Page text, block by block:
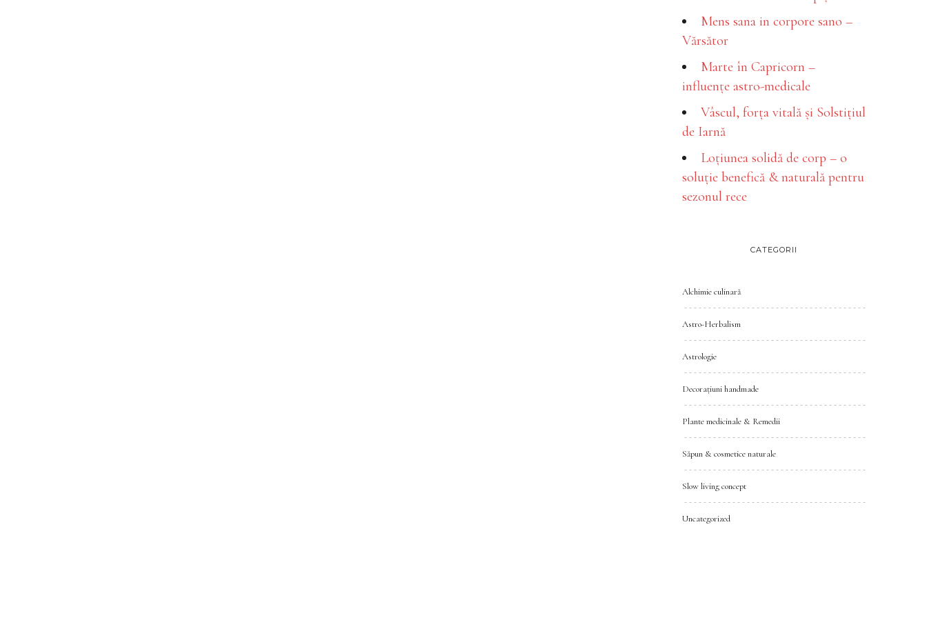
Mens sana in corpore sano –
Vărsător
Marte în Capricorn –
influențe astro-medicale
Vâscul, forța vitală și Solstițiul
de Iarnă
Loțiunea solidă de corp – o
soluție benefică & naturală pentru
sezonul rece
CATEGORII
Alchimie culinară
Astro-Herbalism
Astrologie
Decorațiuni handmade
Plante medicinale & Remedii
Săpun & cosmetice naturale
Slow living concept
Uncategorized